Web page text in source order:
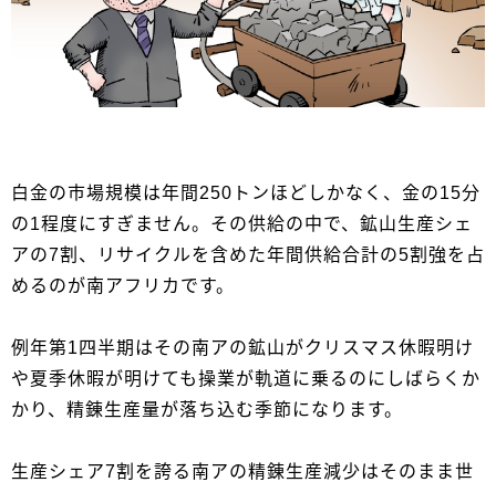
白金の市場規模は年間250トンほどしかなく、金の15分
の1程度にすぎません。その供給の中で、鉱山生産シェ
アの7割、リサイクルを含めた年間供給合計の5割強を占
めるのが南アフリカです。
例年第1四半期はその南アの鉱山がクリスマス休暇明け
や夏季休暇が明けても操業が軌道に乗るのにしばらくか
かり、精錬生産量が落ち込む季節になります。
生産シェア7割を誇る南アの精錬生産減少はそのまま世